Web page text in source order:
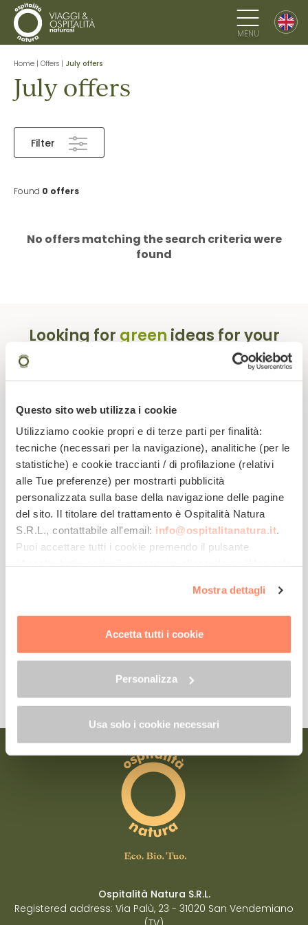
Questo sito web utilizza i cookie
Utilizziamo cookie propri e di terze parti per finalità:
tecniche (necessari per la navigazione), analitiche (per le
statistiche) e cookie traccianti / di profilazione (relativi
alle Tue preferenze) per mostrarti pubblicità
personalizzata sulla base della navigazione delle pagine
del sito. Il titolare del trattamento è Ospitalità Natura
S.R.L., contattabile all'email: info@ospitalitanatura.it.
Puoi accettare tutti i cookie premendo il pulsante
clic su "Personalizza". Al fine di revocare il consenso
prestato e visualizzare le informazioni complete sul
trattamento dei dati clicca qui:"gestione cookie"
cookie.
Mostra dettagli
Accetta tutti i cookie
Personalizza
Usa solo i cookie necessari
MENU
Home | Offers | July offers
July offers
Filter
Found 0 offers
No offers matching the search criteria were
found
Looking for green ideas for your
Subscribe to our newsletter
Enter our
ECOmmunity
Receive exclusive
promotions
Get tips for
Yes, sign me up
Ospitalità Natura S.R.L.
Registered address: Via Palù, 23 - 31020 San Vendemiano